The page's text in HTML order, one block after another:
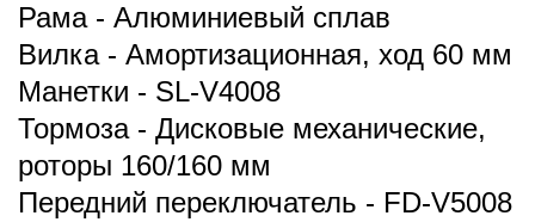
Рама - Алюминиевый сплав
Вилка - Амортизационная, ход 60 мм
Манетки - SL-V4008
Тормоза - Дисковые механические,
роторы 160/160 мм
Передний переключатель - FD-V5008